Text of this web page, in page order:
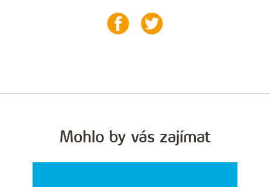
Mohlo by vás zajímat